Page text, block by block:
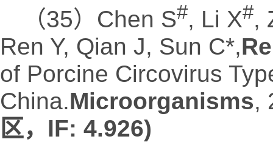
（35）Chen S#, Li X#,
Ren Y, Qian J, Sun C*,
of Porcine Circovirus
China.Microorganisms,
区，IF: 4.926)